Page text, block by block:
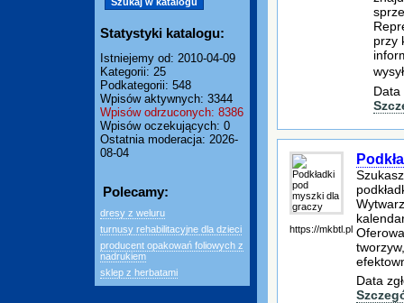
Statystyki katalogu:
Istniejemy od: 2010-04-09
Kategorii: 25
Podkategorii: 548
Wpisów aktywnych: 3344
Wpisów odrzuconych: 8386
Wpisów oczekujących: 0
Ostatnia moderacja: 2026-
08-04
Polecamy:
dresy z weluru
turnusy rehabilitacyjne dla dzieci
producent opakowań foliowych z
nadrukiem
sklep z herbatami
przy
Data
https://mkbtl.pl
Data